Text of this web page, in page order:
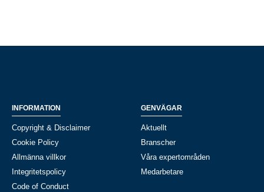
INFORMATION
Copyright & Disclaimer
Cookie Policy
Allmänna villkor
Integritetspolicy
Code of Conduct
GENVÄGAR
Aktuellt
Branscher
Våra expertområden
Medarbetare